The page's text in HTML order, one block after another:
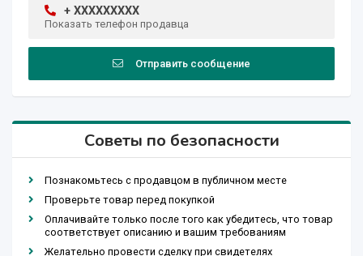
+ XXXXXXXXX
Показать телефон продавца
Отправить сообщение
Советы по безопасности
Познакомьтесь с продавцом в публичном месте
Проверьте товар перед покупкой
Оплачивайте только после того как убедитесь, что товар
соответствует описанию и вашим требованиям
Желательно провести сделку при свидетелях